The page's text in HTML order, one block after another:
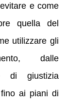
e come
quella del
utilizzare gli
dalle
di giustizia
ai piani di